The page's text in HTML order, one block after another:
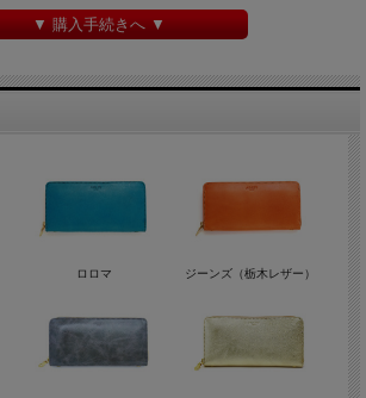
▼ 購入手続きへ ▼
ロロマ ジーンズ（栃木レザー）